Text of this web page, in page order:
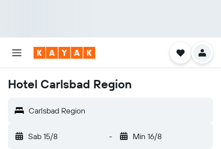
Hotel Carlsbad Region
Carlsbad Region
Sab 15/8 - Min 16/8